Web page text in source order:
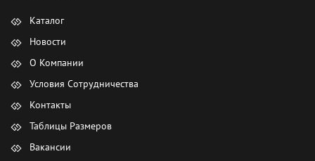
Каталог
Новости
О Компании
Условия Сотрудничества
Контакты
Таблицы Размеров
Вакансии